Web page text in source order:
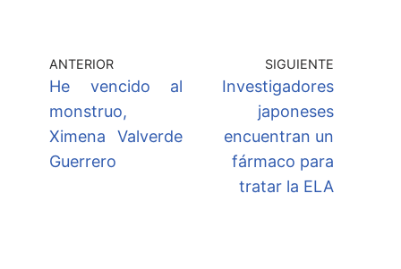
ANTERIOR
He vencido al
monstruo,
Ximena Valverde
Guerrero
SIGUIENTE
Investigadores
japoneses
encuentran un
fármaco para
tratar la ELA